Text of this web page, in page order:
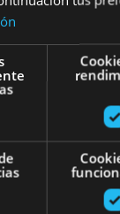
y montaña